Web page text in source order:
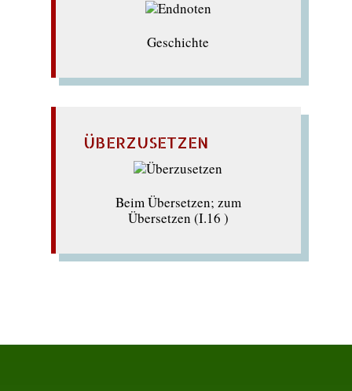
Geschichte
ÜBERZUSETZEN
Beim Übersetzen; zum
Übersetzen (I.16 )